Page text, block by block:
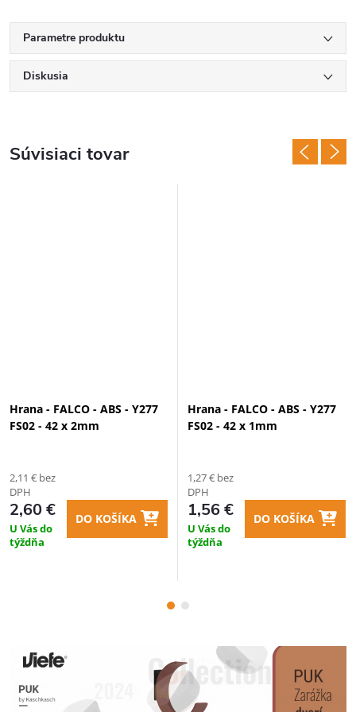
Parametre produktu
Diskusia
Súvisiaci tovar
Hrana - FALCO - ABS - Y277
FS02 - 42 x 2mm
2,11 € bez
DPH
2,60 €
U Vás do
týždňa
DO KOŠÍKA
Hrana - FALCO - ABS - Y277
FS02 - 42 x 1mm
1,27 € bez
DPH
1,56 €
U Vás do
týždňa
DO KOŠÍKA